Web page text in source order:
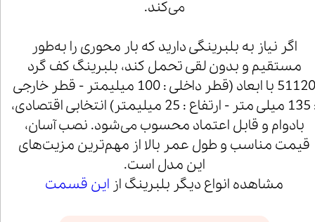
می‌کند.
اگر نیاز به بلبرینگی دارید که بار محوری را به‌طور
مستقیم و بدون لقی تحمل کند، بلبرینگ کف گرد
51120 با ابعاد (قطر داخلی : 100 میلیمتر - قطر خارجی
: 135 میلی متر - ارتفاع : 25 میلیمتر) انتخابی اقتصادی،
بادوام و قابل اعتماد محسوب می‌شود. نصب آسان،
قیمت مناسب و طول عمر بالا از مهم‌ترین مزیت‌های
این مدل است.
مشاهده انواع دیگر بلبرینگ از این قسمت